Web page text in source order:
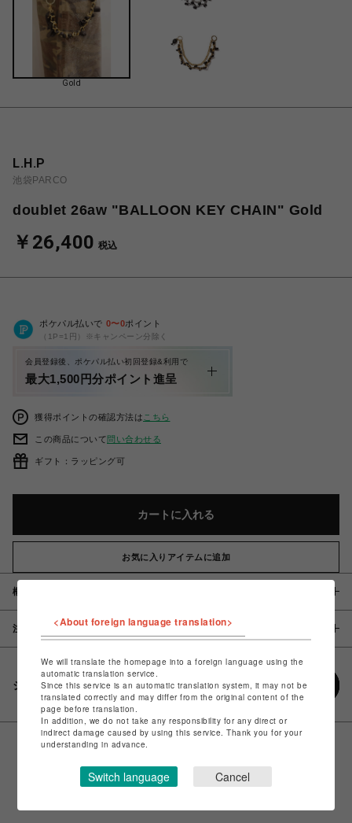
Gold
L.H.P
池袋PARCO
doublet 26aw "BALLOON KEY CHAIN" Gold
￥26,400 税込
ポケパル払いで 0〜0ポイント
（1P=1円）※キャンペーン分除く
会員登録後、ポケパル払い初回登録&利用で
最大1,500円分ポイント進呈
獲得ポイントの確認方法は こちら
この商品について問い合わせる
ギフト：ラッピング可
カートに入れる
お気に入りアイテムに追加
概要
注意事項
シェアする
<About foreign language translation>
We will translate the homepage into a foreign language using the
automatic translation service.
Since this service is an automatic translation system, it may not be
translated correctly and may differ from the original content of the
page before translation.
In addition, we do not take any responsibility for any direct or
indirect damage caused by using this service. Thank you for your
understanding in advance.
Switch language Cancel